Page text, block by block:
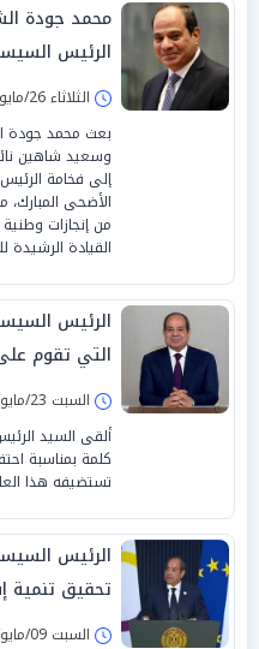
محمد جودة
الرئيس
الأضحى
الثلاثاء 26/مايو/2026 - 06:54 م
بعث محمد جودة
وسعيد شاهين
إلى فخامة
الأضحى المبارك،
من إنجازات
القيادة
الرئيس
التي تقوم
السبت 23/مايو/2026 - 06:51 م
ألقى السيد
كلمة بمناسبة
تستضيفه هذا
الرئيس
تحقيق تنمية
السبت 09/مايو/2026 - 06:25 م